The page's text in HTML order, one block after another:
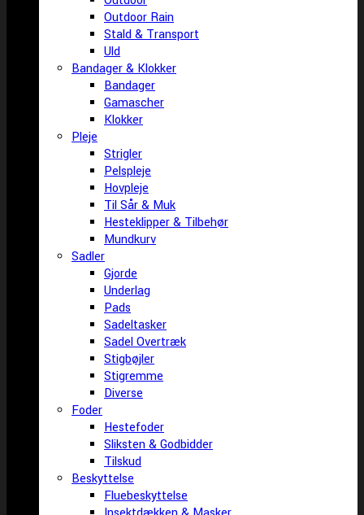
Outdoor Rain
Stald & Transport
Uld
Bandager & Klokker
Bandager
Gamascher
Klokker
Pleje
Strigler
Pelspleje
Hovpleje
Til Sår & Muk
Hesteklipper & Tilbehør
Mundkurv
Sadler
Gjorde
Underlag
Pads
Sadeltasker
Sadel Overtræk
Stigbøjler
Stigremme
Diverse
Foder
Hestefoder
Sliksten & Godbidder
Tilskud
Beskyttelse
Fluebeskyttelse